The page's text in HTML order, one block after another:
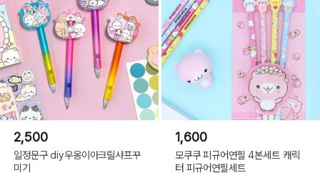
2,500
일정문구 diy우옹이아크릴샤프꾸
미기
1,600
모쿠쿠 피규어연필 4본세트 캐릭
터 피규어연필세트